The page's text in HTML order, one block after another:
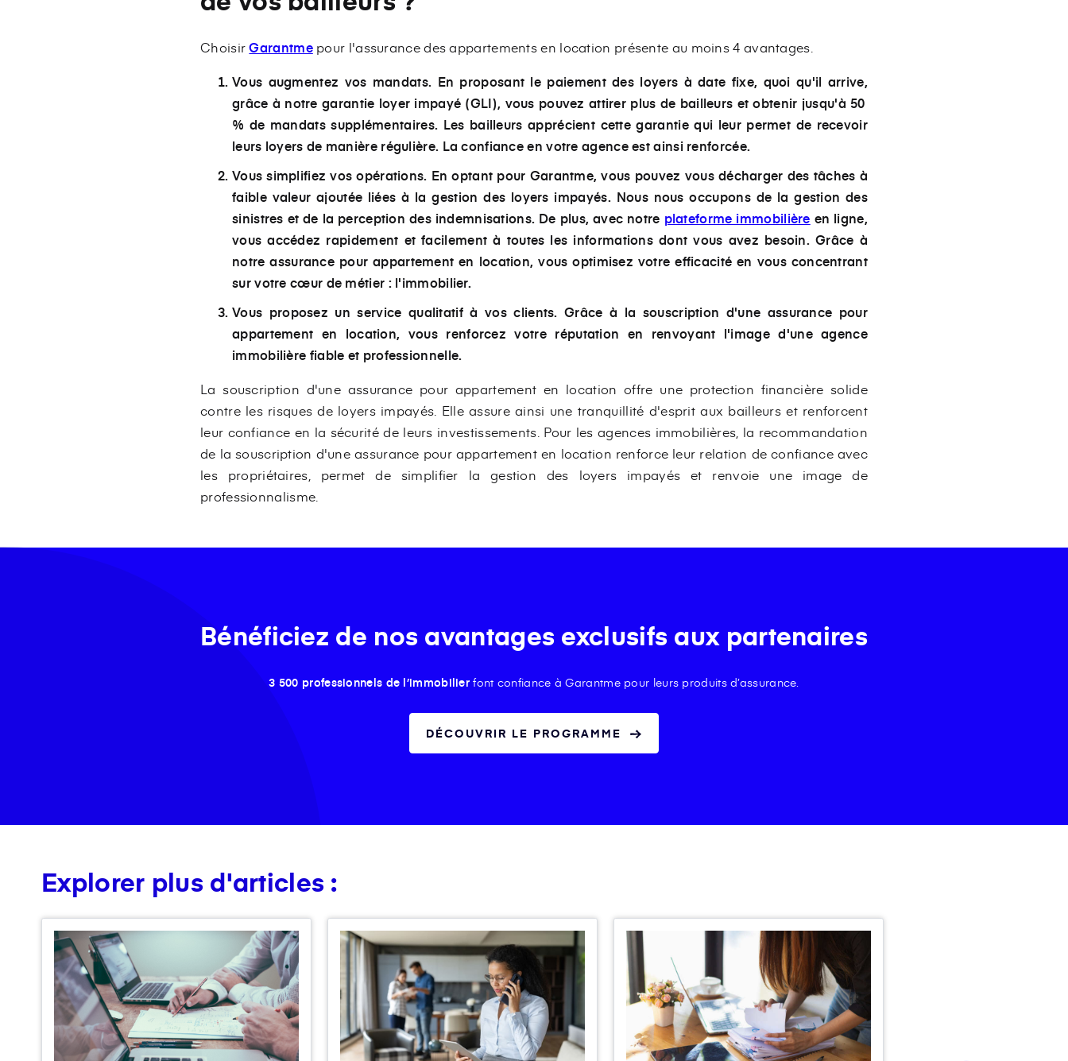
ChoisirGarantmepour l'assurance des appartements en location présente au moins 4 avantages.
Vous augmentez vos mandats. En proposant le paiement des loyers à date fixe, quoi qu'il arrive,
grâce à notre garantie loyer impayé (GLI), vous pouvez attirer plus de bailleurs et obtenir jusqu'à 50
% de mandats supplémentaires. Les bailleurs apprécient cette garantie qui leur permet de recevoir
leurs loyers de manière régulière. La confiance en votre agence est ainsi renforcée.
Vous simplifiez vos opérations. En optant pour Garantme, vous pouvez vous décharger des tâches à
faible valeur ajoutée liées à la gestion des loyers impayés. Nous nous occupons de la gestion des
sinistres et de la perception des indemnisations. De plus, avec notre plateforme immobilière en ligne,
vous accédez rapidement et facilement à toutes les informations dont vous avez besoin. Grâce à
notre assurance pour appartement en location, vous optimisez votre efficacité en vous concentrant
sur votre cœur de métier : l'immobilier.
Vous proposez un service qualitatif à vos clients. Grâce à la souscription d'une assurance pour
appartement en location, vous renforcez votre réputation en renvoyant l'image d'une agence
immobilière fiable et professionnelle.
La souscription d'une assurance pour appartement en location offre une protection financière solide
contre les risques de loyers impayés. Elle assure ainsi une tranquillité d'esprit aux bailleurs et renforcent
leur confiance en la sécurité de leurs investissements. Pour les agences immobilières, la recommandation
de la souscription d'une assurance pour appartement en location renforce leur relation de confiance avec
les propriétaires, permet de simplifier la gestion des loyers impayés et renvoie une image de
professionnalisme.
Bénéficiez de nos avantages exclusifs aux partenaires
3 500 professionnels de l’immobilier font confiance à Garantme pour leurs produits d’assurance.
DÉCOUVRIR LE PROGRAMME
Explorer plus d'articles :